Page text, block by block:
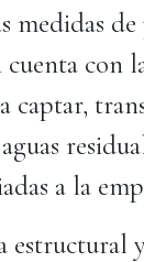
medidas
cuenta con
captar,
a la
estructural